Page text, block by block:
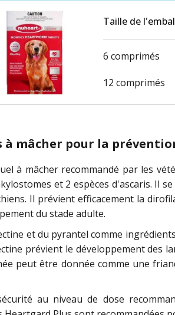
Taille de
6 comprimés
12 comprimés
à mâcher pour la
à mâcher recommandé par les
et 2 espèces d'ascaris. Il
Il prévient efficacement la
du stade adulte.
et du pyrantel comme
prévient le développement des
peut être donnée comme une
au niveau de dose